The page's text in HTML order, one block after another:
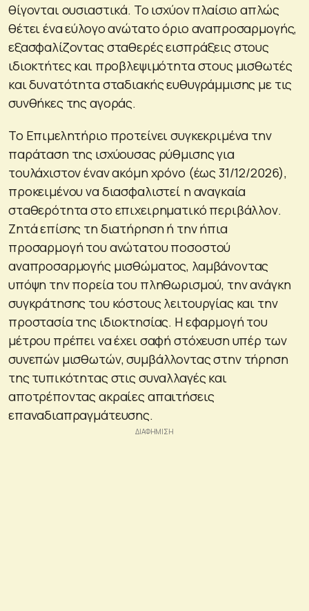
θίγονται ουσιαστικά. Το ισχύον πλαίσιο απλώς
θέτει ένα εύλογο ανώτατο όριο αναπροσαρμογής,
εξασφαλίζοντας σταθερές εισπράξεις στους
ιδιοκτήτες και προβλεψιμότητα στους μισθωτές
και δυνατότητα σταδιακής ευθυγράμμισης με τις
συνθήκες της αγοράς.
Το Επιμελητήριο προτείνει συγκεκριμένα την
παράταση της ισχύουσας ρύθμισης για
τουλάχιστον έναν ακόμη χρόνο (έως 31/12/2026),
προκειμένου να διασφαλιστεί η αναγκαία
σταθερότητα στο επιχειρηματικό περιβάλλον.
Ζητά επίσης τη διατήρηση ή την ήπια
προσαρμογή του ανώτατου ποσοστού
αναπροσαρμογής μισθώματος, λαμβάνοντας
υπόψη την πορεία του πληθωρισμού, την ανάγκη
συγκράτησης του κόστους λειτουργίας και την
προστασία της ιδιοκτησίας. Η εφαρμογή του
μέτρου πρέπει να έχει σαφή στόχευση υπέρ των
συνεπών μισθωτών, συμβάλλοντας στην τήρηση
της τυπικότητας στις συναλλαγές και
αποτρέποντας ακραίες απαιτήσεις
επαναδιαπραγμάτευσης.